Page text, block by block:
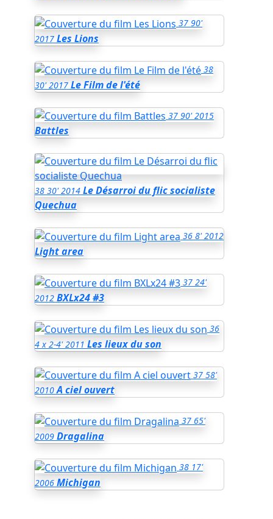
37 90'
2017 Les Lions
38
30' 2017 Le Film de l'été
37 90' 2015
Battles
38 30' 2014 Le Désarroi du flic socialiste
Quechua
36 8' 2012
Light area
37 24'
2012 BXLx24 #3
36
4 x 2-4' 2011 Les lieux du son
37 58'
2010 A ciel ouvert
37 65'
2009 Dragalina
38 17'
2006 Michigan